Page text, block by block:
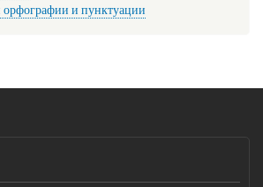
орфографии и пунктуации